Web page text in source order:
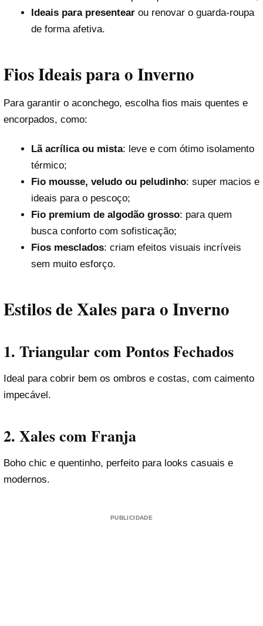
Ideais para presentearou renovar o guarda-roupa
de forma afetiva.
Fios Ideais para o Inverno
Para garantir o aconchego, escolha fios mais quentes e
encorpados, como:
Lã acrílica ou mista: leve e com ótimo isolamento
térmico;
Fio mousse, veludo ou peludinho: super macios e
ideais para o pescoço;
Fio premium de algodão grosso: para quem
busca conforto com sofisticação;
Fios mesclados: criam efeitos visuais incríveis
sem muito esforço.
Estilos de Xales para o Inverno
1. Triangular com Pontos Fechados
Ideal para cobrir bem os ombros e costas, com caimento
impecável.
2. Xales com Franja
Boho chic e quentinho, perfeito para looks casuais e
modernos.
PUBLICIDADE